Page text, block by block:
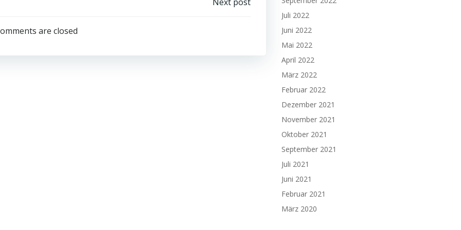
navigation
are closed
Juli 2022
Juni 2022
Mai 2022
April 2022
März 2022
Februar 2022
Dezember 2021
November 2021
Oktober 2021
September 2021
Juli 2021
Juni 2021
Februar 2021
März 2020